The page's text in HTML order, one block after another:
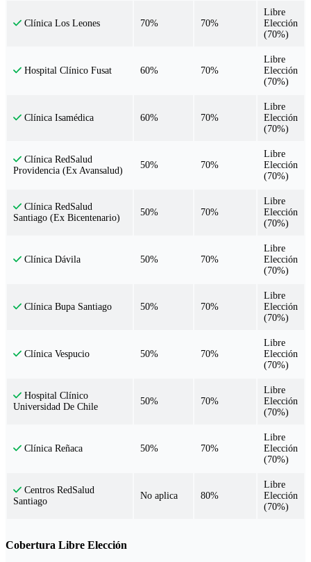
Clínica Los Leones 70% 70%
Libre
Elección
(70%)
Hospital Clínico Fusat 60% 70%
Libre
Elección
(70%)
Clínica Isamédica 60% 70%
Libre
Elección
(70%)
Clínica RedSalud
Providencia (Ex Avansalud)
50% 70%
Libre
Elección
(70%)
Clínica RedSalud
Santiago (Ex Bicentenario)
50% 70%
Libre
Elección
(70%)
Clínica Dávila 50% 70%
Libre
Elección
(70%)
Clínica Bupa Santiago 50% 70%
Libre
Elección
(70%)
Clínica Vespucio 50% 70%
Libre
Elección
(70%)
Hospital Clínico
Universidad De Chile
50% 70%
Libre
Elección
(70%)
Clínica Reñaca 50% 70%
Libre
Elección
(70%)
Centros RedSalud
Santiago
No aplica 80%
Libre
Elección
(70%)
Cobertura Libre Elección